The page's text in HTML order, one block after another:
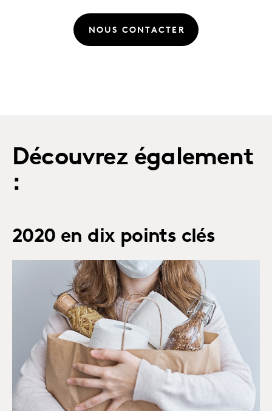
NOUS CONTACTER
Découvrez également
:
2020 en dix points clés